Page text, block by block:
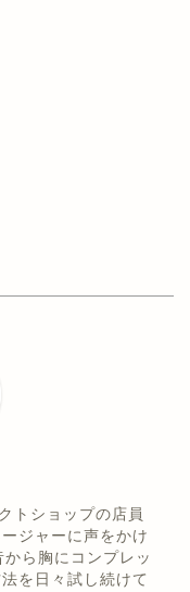
トショップの店員
ジャーに声をかけ
ら胸にコンプレッ
を日々試し続けて